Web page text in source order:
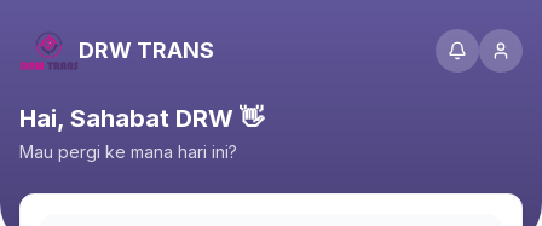
DRW TRANS
Hai, Sahabat DRW 👋
Mau pergi ke mana hari ini?